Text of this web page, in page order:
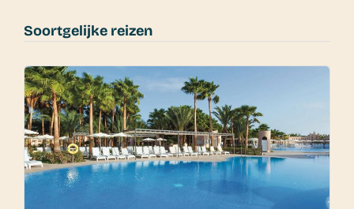
Soortgelijke reizen